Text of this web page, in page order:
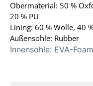
Obermaterial: 50 %
20 % PU
Lining: 60 % Wolle, 40
Außensohle: Rubber
Innensohle: EVA-